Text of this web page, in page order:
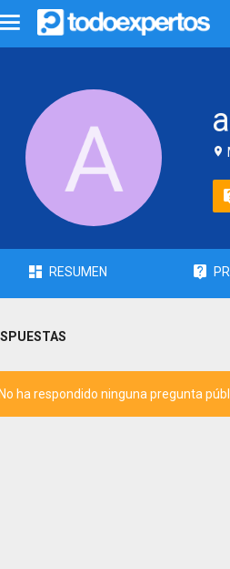
RESUMEN
No ha respondido ninguna pregunta